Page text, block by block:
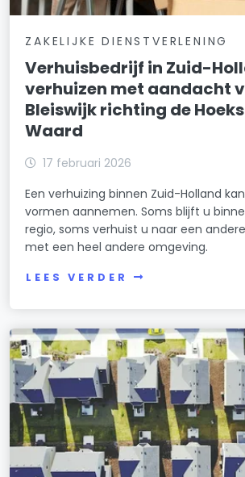
ZAKELIJKE DIENSTVERLENING
Verhuisbedrijf in Zuid-
verhuizen met aandacht
Bleiswijk richting de
Waard
17 februari 2026
Een verhuizing binnen Zuid-Holland
vormen aannemen. Soms blijft u
regio, soms verhuist u naar een
met een heel andere omgeving.
LEES VERDER